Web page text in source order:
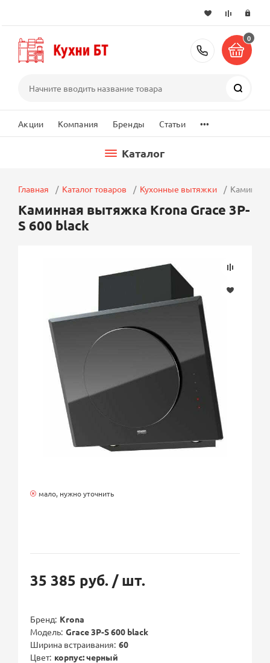
+7 (495)
0
Акции Компания Бренды Статьи ...
Каталог
Главная Каталог товаров Кухонные вытяжки
Каминная вытяжка Krona Grace 3P-
S 600 black
мало, нужно уточнить
35 385 руб. / шт.
Бренд Krona
Модель Grace 3P-S 600 black
Ширина встраивания 60
Цвет корпус: черный